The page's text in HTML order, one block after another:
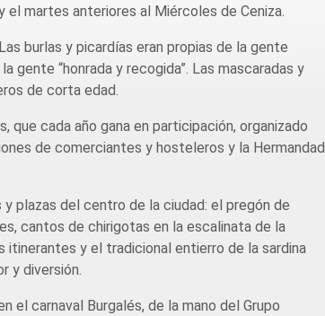
el martes anteriores al Miércoles de Ceniza.
burlas y picardías eran propias de la gente
gente “honrada y recogida”. Las mascaradas y
de corta edad.
que cada año gana en participación, organizado
de comerciantes y hosteleros y la Hermandad
plazas del centro de la ciudad: el pregón de
cantos de chirigotas en la escalinata de la
y el tradicional entierro de la sardina
y diversión.
el carnaval Burgalés, de la mano del Grupo